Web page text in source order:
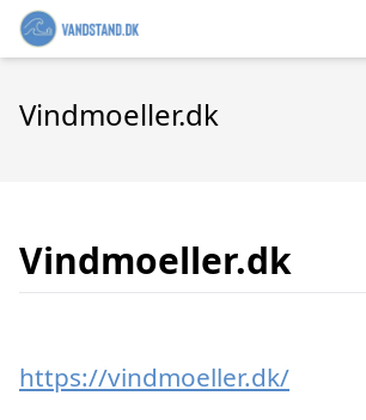
Vindmoeller.dk
Vindmoeller.dk
https://vindmoeller.dk/